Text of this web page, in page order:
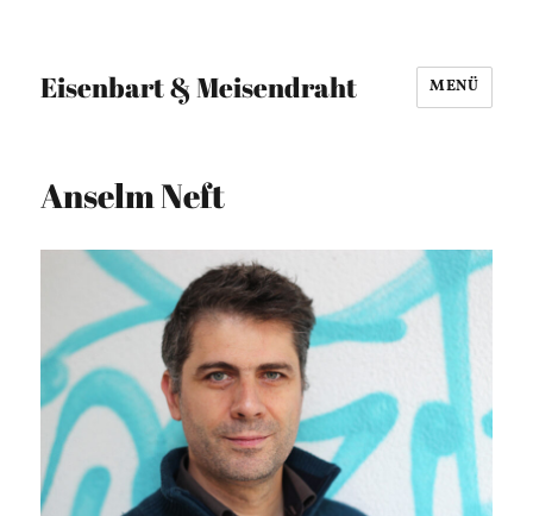
Eisenbart & Meisendraht MENÜ
Anselm Neft